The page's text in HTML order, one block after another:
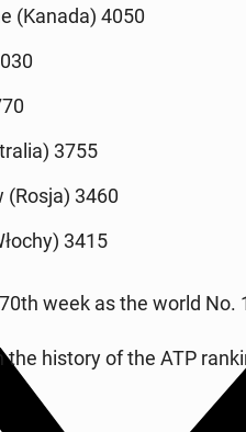
(Kanada) 4050
3755
(Rosja) 3460
3415
week as the world No.
history of the ATP